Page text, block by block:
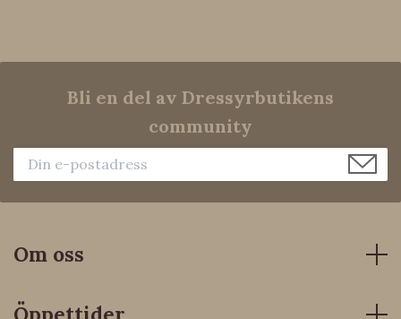
Bli en del av Dressyrbutikens
community
Om oss